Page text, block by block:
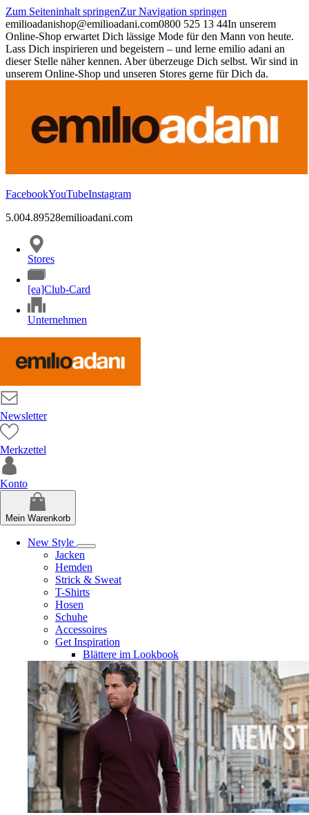
Zum Seiteninhalt springenZur Navigation springen
emilioadanishop@emilioadani.com0800 525 13 44In unserem
Online-Shop erwartet Dich lässige Mode für den Mann von heute.
Lass Dich inspirieren und begeistern – und lerne emilio adani an
dieser Stelle näher kennen. Aber überzeuge Dich selbst. Wir sind in
unserem Online-Shop und unseren Stores gerne für Dich da.
FacebookYouTubeInstagram
5.004.89528emilioadani.com
Stores
[ea]Club-Card
Unternehmen
Newsletter
Merkzettel
Konto
Mein Warenkorb
New Style
Jacken
Hemden
Strick & Sweat
T-Shirts
Hosen
Schuhe
Accessoires
Get Inspiration
Blättere im Lookbook